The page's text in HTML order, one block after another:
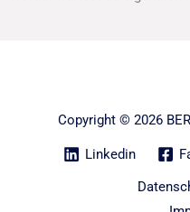
Copyright © 2026
Linkedin